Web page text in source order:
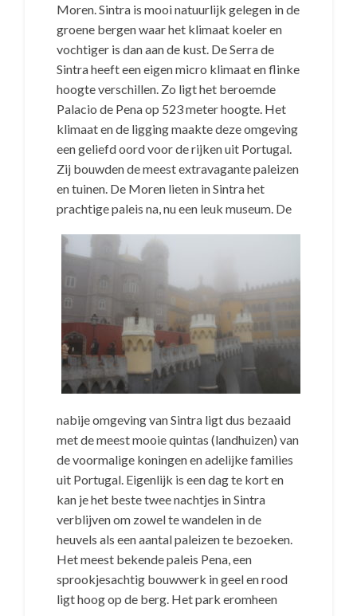
Moren. Sintra is mooi natuurlijk gelegen in de
groene bergen waar het klimaat koeler en
vochtiger is dan aan de kust. De Serra de
Sintra heeft een eigen micro klimaat en flinke
hoogte verschillen. Zo ligt het beroemde
Palacio de Pena op 523 meter hoogte. Het
klimaat en de ligging maakte deze omgeving
een geliefd oord voor de rijken uit Portugal.
Zij bouwden de meest extravagante paleizen
en tuinen. De Moren lieten in Sintra het
prachtige paleis na, nu een leuk museum. De
nabije omgeving van Sintra ligt dus bezaaid
met de meest mooie quintas (landhuizen) van
de voormalige koningen en adelijke families
uit Portugal. Eigenlijk is een dag te kort en
kan je het beste twee nachtjes in Sintra
verblijven om zowel te wandelen in de
heuvels als een aantal paleizen te bezoeken.
Het meest bekende paleis Pena, een
sprookjesachtig bouwwerk in geel en rood
ligt hoog op de berg. Het park eromheen